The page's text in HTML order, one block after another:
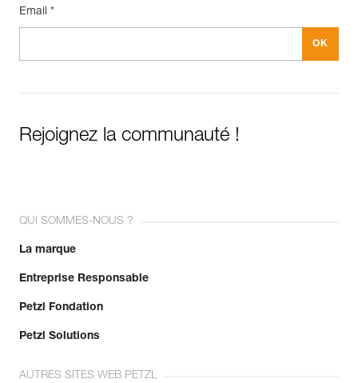
Email *
Rejoignez la communauté !
QUI SOMMES-NOUS ?
La marque
Entreprise Responsable
Petzl Fondation
Petzl Solutions
AUTRES SITES WEB PETZL